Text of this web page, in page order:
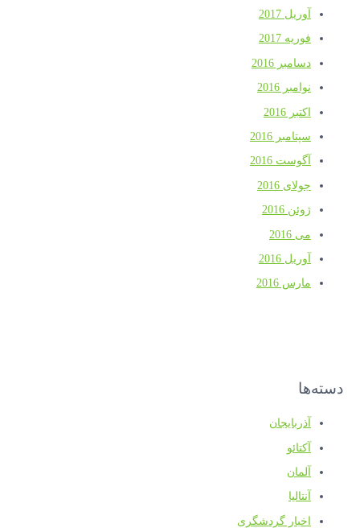
آوریل 2017
فوریه 2017
دسامبر 2016
نوامبر 2016
اکتبر 2016
سپتامبر 2016
آگوست 2016
جولای 2016
ژوئن 2016
می 2016
آوریل 2016
مارس 2016
دسته‌ها
آذربایجان
آکتائو
آلمان
آنتالیا
اخبار گردشگری